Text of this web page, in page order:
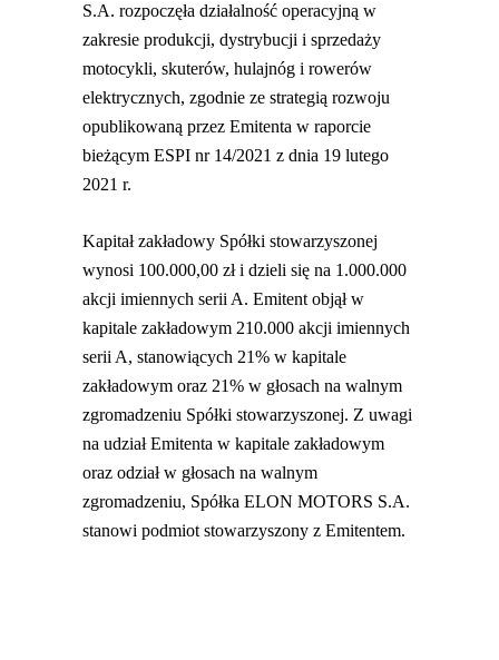
S.A. rozpoczęła działalność operacyjną w
zakresie produkcji, dystrybucji i sprzedaży
motocykli, skuterów, hulajnóg i rowerów
elektrycznych, zgodnie ze strategią rozwoju
opublikowaną przez Emitenta w raporcie
bieżącym ESPI nr 14/2021 z dnia 19 lutego
2021 r.
Kapitał zakładowy Spółki stowarzyszonej
wynosi 100.000,00 zł i dzieli się na 1.000.000
akcji imiennych serii A. Emitent objął w
kapitale zakładowym 210.000 akcji imiennych
serii A, stanowiących 21% w kapitale
zakładowym oraz 21% w głosach na walnym
zgromadzeniu Spółki stowarzyszonej. Z uwagi
na udział Emitenta w kapitale zakładowym
oraz odział w głosach na walnym
zgromadzeniu, Spółka ELON MOTORS S.A.
stanowi podmiot stowarzyszony z Emitentem.